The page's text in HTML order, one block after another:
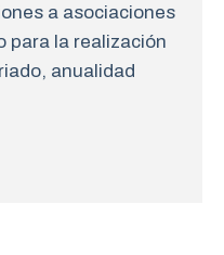
a asociaciones
para la realización
anualidad